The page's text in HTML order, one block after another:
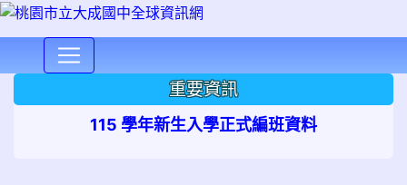
重要資訊
115 學年新生入學正式編班資料